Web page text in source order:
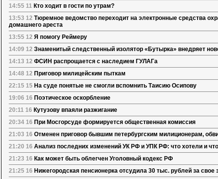
14:55 11 Кто ходит в гости по утрам?
13:53 12 Тюремное ведомство переходит на электронные средства
домашнего ареста
13:55 12 Я помогу Реймеру
14:09 12 Знаменитый следственный изолятор «Бутырка» внедряет
14:13 12 ФСИН распрощается с наследием ГУЛАГа
14:48 12 Приговор милицейским пыткам
22:15 15 На суде понятые не смогли вспомнить Таисию Осипову
19:06 16 Поэтическое оскорбление
20:11 16 Кутузову впаяли разжигание
20:34 16 При Мосгорсуде формируется общественная комиссия
21:03 16 Отменен приговор бывшим петербургским милиционерам,
21:20 16 Анализ последних изменений УК РФ и УПК РФ: что хотели и
21:23 16 Как может быть облегчен Уголовный кодекс РФ
21:25 16 Нижегородская пенсионерка отсудила 30 тыс. рублей за свое